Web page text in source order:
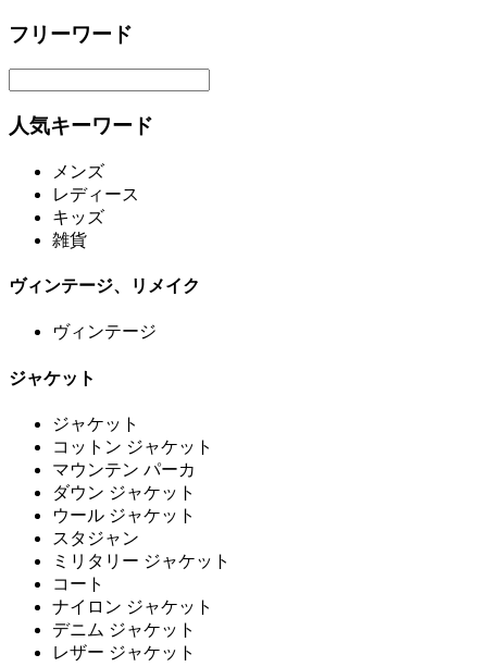
フリーワード
人気キーワード
メンズ
レディース
キッズ
雑貨
ヴィンテージ、リメイク
ヴィンテージ
ジャケット
ジャケット
コットン ジャケット
マウンテン パーカ
ダウン ジャケット
ウール ジャケット
スタジャン
ミリタリー ジャケット
コート
ナイロン ジャケット
デニム ジャケット
レザー ジャケット